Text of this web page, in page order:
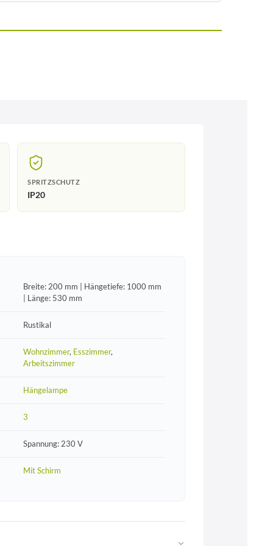
SPRITZSCHUTZ
IP20
Breite: 200 mm | Hängetiefe: 1000 mm
| Länge: 530 mm
Rustikal
Wohnzimmer, Esszimmer,
Arbeitszimmer
Hängelampe
3
Spannung: 230 V
Mit Schirm